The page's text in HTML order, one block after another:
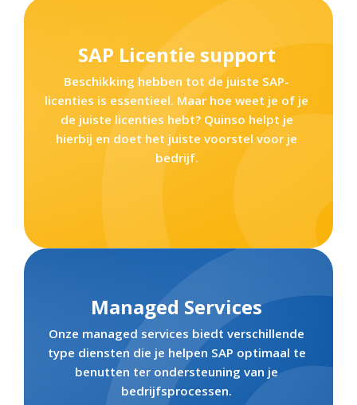
SAP Licentie support
Beschikking hebben tot de juiste SAP-
licenties is essentieel. Maar hoe weet je of je
de juiste licenties hebt? Quinso helpt je
hierbij en doet het juiste voorstel voor je
bedrijf.
Managed Services
Onze managed services biedt verschillende
type diensten die je helpen SAP optimaal te
benutten ter ondersteuning van je
bedrijfsprocessen.